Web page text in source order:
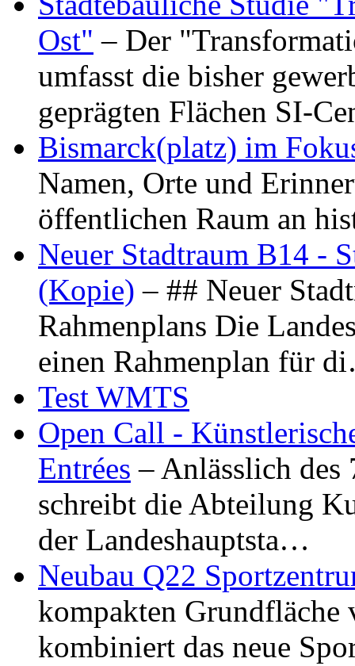
Ost" – Der
umfasst die bisher
geprägten Flächen SI-
Bismarck(platz) im
Namen, Orte und
öffentlichen Raum an
Neuer Stadtraum B14 -
(Kopie) – ## Neuer
Rahmenplans Die
einen Rahmenplan für
Test WMTS
Open Call -
Entrées – Anlässlich
schreibt die Abteilung
der Landeshauptsta…
Neubau Q22
kompakten Grundfläche
kombiniert das neue